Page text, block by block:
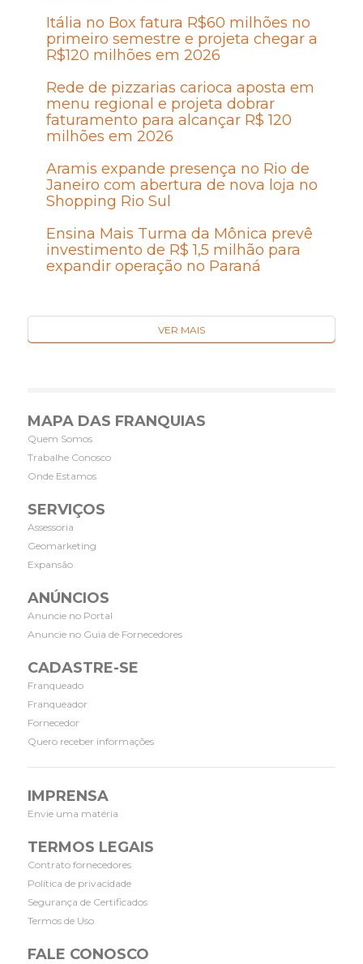
Itália no Box fatura R$60 milhões no
primeiro semestre e projeta chegar a
R$120 milhões em 2026
Rede de pizzarias carioca aposta em
menu regional e projeta dobrar
faturamento para alcançar R$ 120
milhões em 2026
Aramis expande presença no Rio de
Janeiro com abertura de nova loja no
Shopping Rio Sul
Ensina Mais Turma da Mônica prevê
investimento de R$ 1,5 milhão para
expandir operação no Paraná
VER MAIS
MAPA DAS FRANQUIAS
Quem Somos
Trabalhe Conosco
Onde Estamos
SERVIÇOS
Assessoria
Geomarketing
Expansão
ANÚNCIOS
Anuncie no Portal
Anuncie no Guia de Fornecedores
CADASTRE-SE
Franqueado
Franqueador
Fornecedor
Quero receber informações
IMPRENSA
Envie uma matéria
TERMOS LEGAIS
Contrato fornecedores
Política de privacidade
Segurança de Certificados
Termos de Uso
FALE CONOSCO